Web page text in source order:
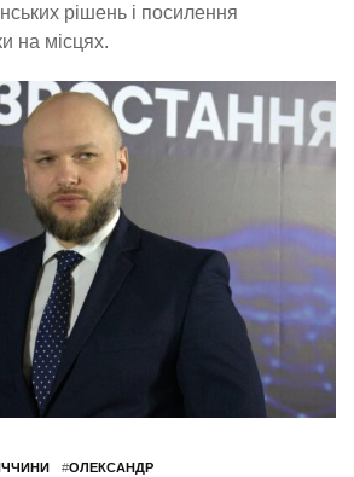
рішень і посилення
на місцях.
#ОЛЕКСАНДР